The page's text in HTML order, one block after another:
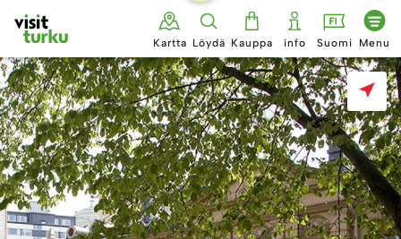
Siirry
sisältöön
Kartta Löydä Kauppa info Suomi Menu